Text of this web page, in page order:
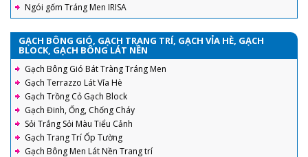
Ngói gốm Tráng Men IRISA
GẠCH BÔNG GIÓ, GẠCH TRANG TRÍ, GẠCH VỈA HÈ, GẠCH
BLOCK, GẠCH BÔNG LÁT NỀN
Gạch Bông Gió Bát Tràng Tráng Men
Gạch Terrazzo Lát Vỉa Hè
Gạch Trồng Cỏ Gạch Block
Gạch Đinh, Ống, Chống Cháy
Sỏi Trắng Sỏi Màu Tiểu Cảnh
Gạch Trang Trí Ốp Tường
Gạch Bông Men Lát Nền Trang trí